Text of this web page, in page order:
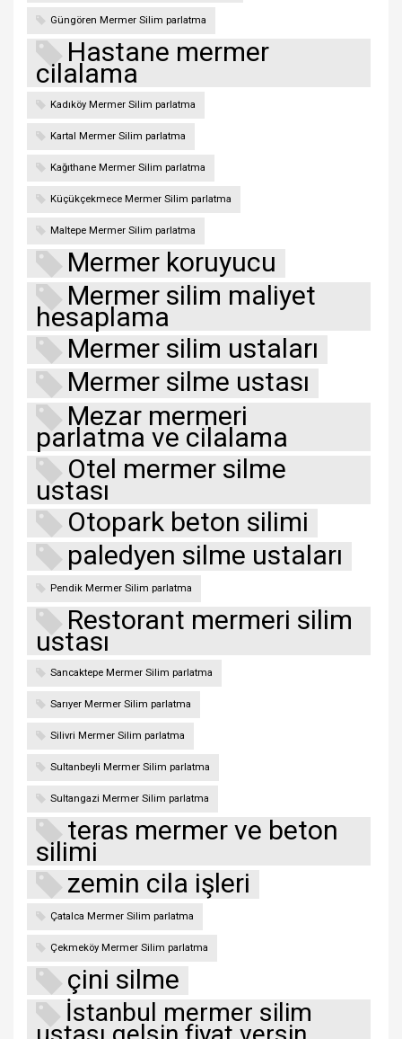
Güngören Mermer Silim parlatma
Hastane mermer
cilalama
Kadıköy Mermer Silim parlatma
Kartal Mermer Silim parlatma
Kağıthane Mermer Silim parlatma
Küçükçekmece Mermer Silim parlatma
Maltepe Mermer Silim parlatma
Mermer koruyucu
Mermer silim maliyet
hesaplama
Mermer silim ustaları
Mermer silme ustası
Mezar mermeri
parlatma ve cilalama
Otel mermer silme
ustası
Otopark beton silimi
paledyen silme ustaları
Pendik Mermer Silim parlatma
Restorant mermeri silim
ustası
Sancaktepe Mermer Silim parlatma
Sarıyer Mermer Silim parlatma
Silivri Mermer Silim parlatma
Sultanbeyli Mermer Silim parlatma
Sultangazi Mermer Silim parlatma
teras mermer ve beton
silimi
zemin cila işleri
Çatalca Mermer Silim parlatma
Çekmeköy Mermer Silim parlatma
çini silme
İstanbul mermer silim